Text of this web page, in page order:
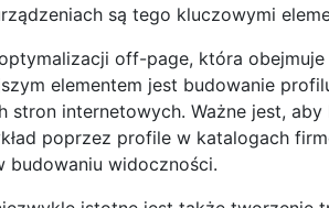
są tego kluczowymi
off-page, która
elementem jest budowanie
internetowych. Ważne jest,
poprzez profile w katalogach
budowaniu widoczności.